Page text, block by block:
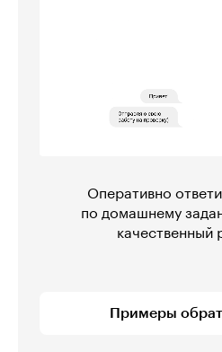
Оперативно
по домашнему
качественный
Примеры